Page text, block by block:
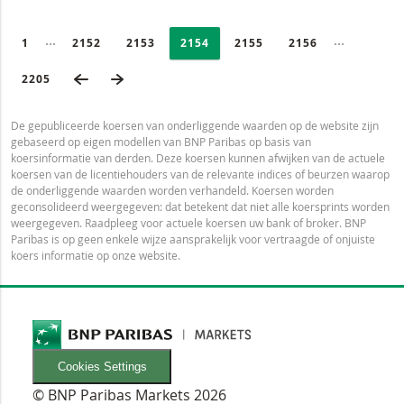
PAGE
1 Ingeklapte pagina’s
PAGINA
2152 PAGINA
2153 Selected:
PAGINA
2154 PAGINA
2155 PAGINA
2156
LAATSTE PAGINA
2205 VORIGE PAGINA
De gepubliceerde koersen van onderliggende waarden op de website zijn
gebaseerd op eigen modellen van BNP Paribas op basis van
koersinformatie van derden. Deze koersen kunnen afwijken van de actuele
koersen van de licentiehouders van de relevante indices of beurzen waarop
de onderliggende waarden worden verhandeld. Koersen worden
geconsolideerd weergegeven: dat betekent dat niet alle koersprints worden
weergegeven. Raadpleeg voor actuele koersen uw bank of broker. BNP
Paribas is op geen enkele wijze aansprakelijk voor vertraagde of onjuiste
koers informatie op onze website.
Cookies Settings
© BNP Paribas Markets 2026